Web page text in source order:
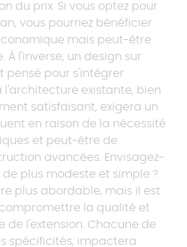
du prix. Si vous optez pour
vous pourriez bénéficier
mais peut-être
À l'inverse, un design sur
pensé pour s'intégrer
l'architecture existante, bien
satisfaisant, exigera un
en raison de la nécessité
et peut-être de
avancées. Envisagez-
plus modeste et simple ?
plus abordable, mais il est
la qualité et
de l'extension. Chacune de
spécificités, impactera